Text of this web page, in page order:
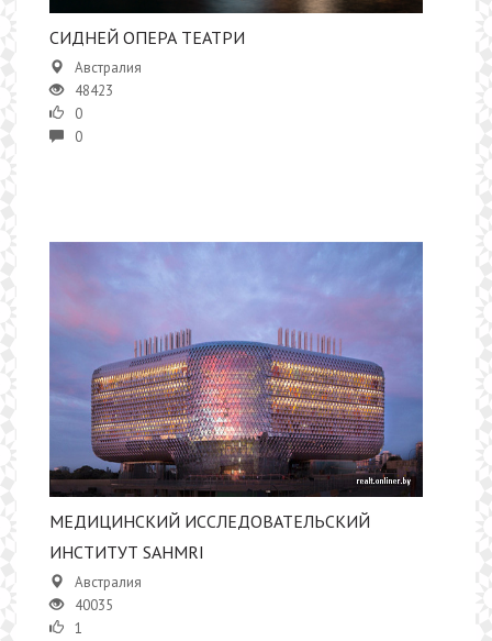
СИДНЕЙ ОПЕРА ТЕАТРИ
Австралия
48423
0
0
МЕДИЦИНСКИЙ ИССЛЕДОВАТЕЛЬСКИЙ
ИНСТИТУТ SAHMRI
Австралия
40035
1